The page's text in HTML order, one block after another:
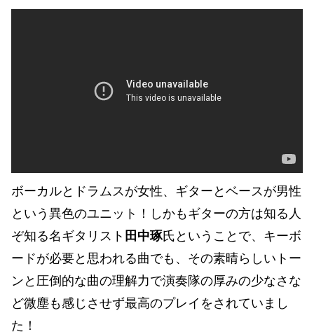
ボーカルとドラムスが女性、ギターとベースが男性
という異色のユニット！しかもギターの方は知る人
ぞ知る名ギタリスト 田中琢氏ということで、キーボ
ードが必要と思われる曲でも、その素晴らしいトー
ンと圧倒的な曲の理解力で演奏隊の厚みの少なさな
ど微塵も感じさせず最高のプレイをされていまし
た！